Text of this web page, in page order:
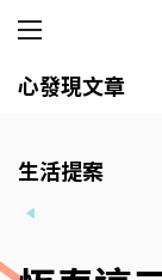
心發現文章
生活提案